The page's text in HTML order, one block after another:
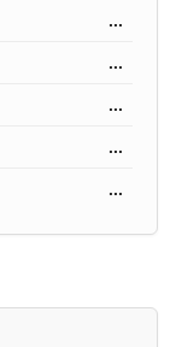
...
...
...
...
...